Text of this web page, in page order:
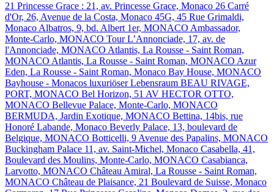
21 Princesse Grace : 21, av. Princesse Grace, Monaco 26 Carré
d'Or, 26, Avenue de la Costa, Monaco 45G, 45 Rue Grimaldi,
Monaco Albatros, 9, bd. Albert 1er, MONACO Ambassador,
Monte-Carlo, MONACO Tour L’Annonciade, 17, av. de
l'Annonciade, MONACO Atlantis, La Rousse - Saint Roman,
MONACO Atlantis, La Rousse - Saint Roman, MONACO Azur
Eden, La Rousse - Saint Roman, Monaco Bay House, MONACO
Bayhouse - Monacos luxuriöser Lebensraum BEAU RIVAGE,
PORT, MONACO Bel Horizon, 51 AV HECTOR OTTO,
MONACO Bellevue Palace, Monte-Carlo, MONACO
BERMUDA, Jardin Exotique, MONACO Bettina, 14bis, rue
Honoré Labande, Monaco Beverly Palace, 13, boulevard de
Belgique, MONACO Botticelli, 9 Avenue des Papalins, MONACO
Buckingham Palace 11, av. Saint-Michel, Monaco Casabella, 41,
Boulevard des Moulins, Monte-Carlo, MONACO Casabianca,
Larvotto, MONACO Château Amiral, La Rousse - Saint Roman,
MONACO Château de Plaisance, 21 Boulevard de Suisse, Monaco